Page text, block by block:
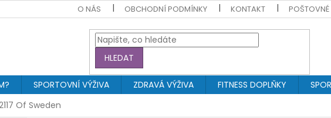
O NÁS OBCHODNÍ PODMÍNKY KONTAKT POŠTOVNÉ
HLEDAT
SPORTOVNÍ VÝŽIVA ZDRAVÁ VÝŽIVA FITNESS DOPLŇKY
Of Sweden